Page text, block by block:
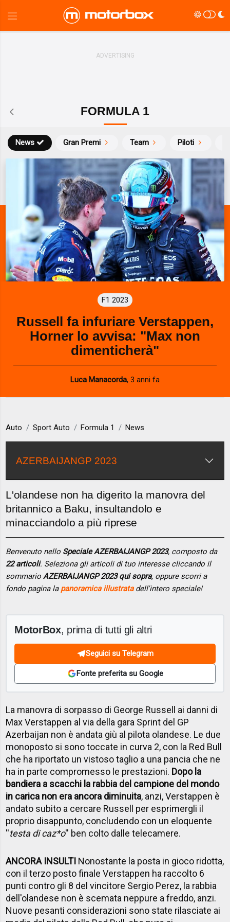
FORMULA 1
News Gran Premi Team Piloti
F1 2023
Russell fa infuriare Verstappen,
Horner lo avvisa: "Max non
dimenticherà"
Luca Manacorda, 3 anni fa
Auto Sport Auto Formula 1 News
AZERBAIJANGP 2023
L'olandese non ha digerito la manovra del
britannico a Baku, insultandolo e
minacciandolo a più riprese
Benvenuto nello Speciale AZERBAIJANGP 2023, composto da
22 articoli. Seleziona gli articoli di tuo interesse cliccando il
sommarioAZERBAIJANGP 2023 qui sopra, oppure scorri a
fondo pagina la panoramica illustratadell'intero speciale!
MotorBox, prima di tutti gli altri
Seguici su Telegram
Fonte preferita su Google
La manovra di sorpasso di George Russell ai danni di
Max Verstappen al via della gara Sprint del GP
Azerbaijan non è andata giù al pilota olandese. Le due
monoposto si sono toccate in curva 2, con la Red Bull
che ha riportato un vistoso taglio a una pancia che ne
ha in parte compromesso le prestazioni. Dopo la
bandiera a scacchi la rabbia del campione del mondo
in carica non era ancora diminuita, anzi, Verstappen è
andato subito a cercare Russell per esprimergli il
proprio disappunto, concludendo con un eloquente
''testa di caz*o'' ben colto dalle telecamere.
ANCORA INSULTI Nonostante la posta in gioco ridotta,
con il terzo posto finale Verstappen ha raccolto 6
punti contro gli 8 del vincitore Sergio Perez, la rabbia
dell'olandese non è scemata neppure a freddo, anzi.
Nuove pesanti considerazioni sono state rilasciate ai